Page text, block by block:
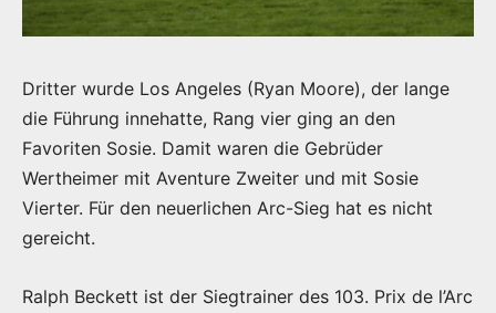
Dritter wurde Los Angeles (Ryan Moore), der lange
die Führung innehatte, Rang vier ging an den
Favoriten Sosie. Damit waren die Gebrüder
Wertheimer mit Aventure Zweiter und mit Sosie
Vierter. Für den neuerlichen Arc-Sieg hat es nicht
gereicht.
Ralph Beckett ist der Siegtrainer des 103. Prix de l’Arc